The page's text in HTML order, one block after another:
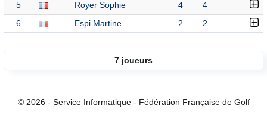
5 Royer Sophie 4 4
6 Espi Martine 2 2
7 joueurs
© 2026 - Service Informatique - Fédération Française de Golf